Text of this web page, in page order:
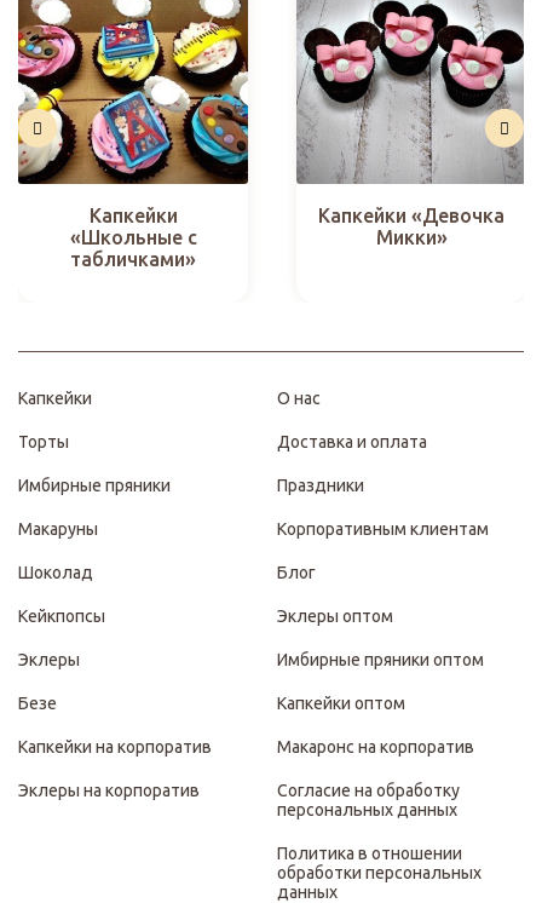
Капкейки
«Школьные с
табличками»
Капкейки «Девочка
Микки»
Капкейки
Торты
Имбирные пряники
Макаруны
Шоколад
Кейкпопсы
Эклеры
Безе
Капкейки на корпоратив
Эклеры на корпоратив
О нас
Доставка и оплата
Праздники
Корпоративным клиентам
Блог
Эклеры оптом
Имбирные пряники оптом
Капкейки оптом
Макаронс на корпоратив
Согласие на обработку
персональных данных
Политика в отношении
обработки персональных
данных